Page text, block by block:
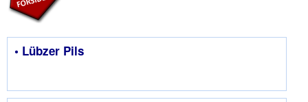
• Lübzer Pils